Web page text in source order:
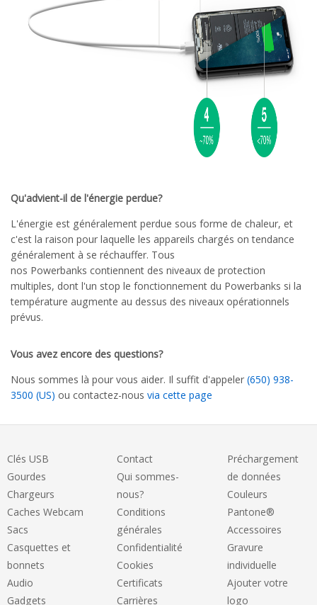
Qu'advient-il de l'énergie perdue?
L'énergie est généralement perdue sous forme de chaleur, et
c'est la raison pour laquelle les appareils chargés on tendance
généralement à se réchauffer. Tous
nos Powerbanks contiennent des niveaux de protection
multiples, dont l'un stop le fonctionnement du Powerbanks si la
température augmente au dessus des niveaux opérationnels
prévus.
Vous avez encore des questions?
Nous sommes là pour vous aider. Il suffit d'appeler (650) 938-
3500 (US) ou contactez-nous via cette page
Clés USB
Gourdes
Chargeurs
Caches Webcam
Sacs
Casquettes et
bonnets
Audio
Gadgets
Contact
Qui sommes-
nous?
Conditions
générales
Confidentialité
Cookies
Certificats
Carrières
Préchargement
de données
Couleurs
Pantone®
Accessoires
Gravure
individuelle
Ajouter votre
logo